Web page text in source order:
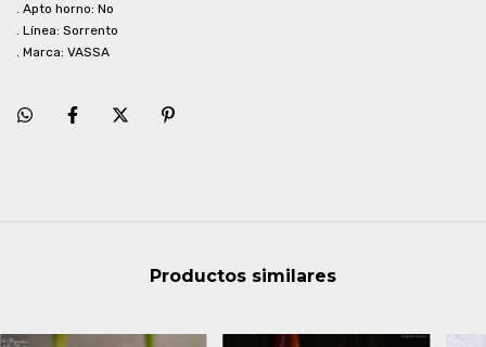
. Apto horno: No
. Línea: Sorrento
. Marca: VASSA
Productos similares